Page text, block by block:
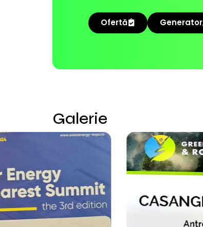
Ofertă Generator
Galerie